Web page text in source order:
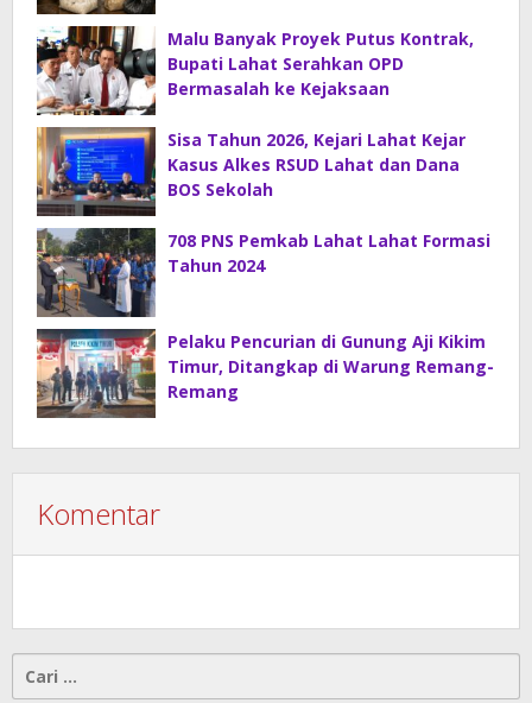
Malu Banyak Proyek Putus Kontrak,
Bupati Lahat Serahkan OPD
Bermasalah ke Kejaksaan
Sisa Tahun 2026, Kejari Lahat Kejar
Kasus Alkes RSUD Lahat dan Dana
BOS Sekolah
708 PNS Pemkab Lahat Lahat Formasi
Tahun 2024
Pelaku Pencurian di Gunung Aji Kikim
Timur, Ditangkap di Warung Remang-
Remang
Komentar
untuk: